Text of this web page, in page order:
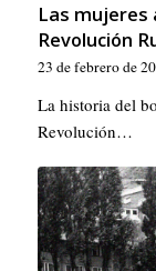
Las mujeres
Revolución
23 de febrero de
La historia del
Revolución…